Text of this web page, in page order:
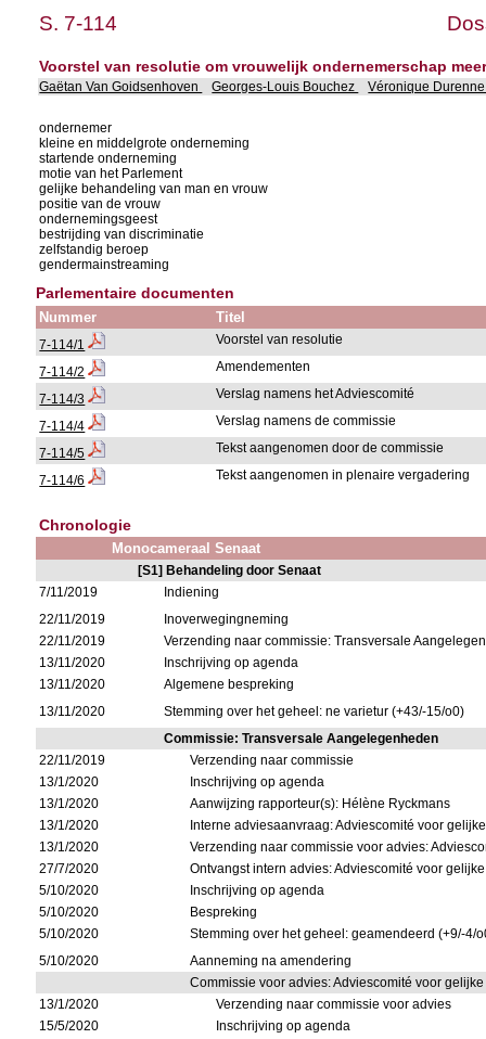
S. 7-114
Voorstel van resolutie om vrouwelijk ondernemerschap
Gaëtan Van Goidsenhoven Georges-Louis Bouchez Véronique
ondernemer
kleine en middelgrote onderneming
startende onderneming
motie van het Parlement
gelijke behandeling van man en vrouw
positie van de vrouw
ondernemingsgeest
bestrijding van discriminatie
zelfstandig beroep
gendermainstreaming
Parlementaire documenten
Nummer Titel
7-114/1 Voorstel van resolutie
7-114/2 Amendementen
7-114/3 Verslag namens het Adviescomité
7-114/4 Verslag namens de commissie
7-114/5 Tekst aangenomen door de commissie
7-114/6 Tekst aangenomen in plenaire vergadering
Chronologie
Monocameraal Senaat
[S1] Behandeling door Senaat
7/11/2019
Indiening
22/11/2019
Inoverwegingneming
22/11/2019
Verzending naar commissie: Transversale
13/11/2020
Inschrijving op agenda
13/11/2020
Algemene bespreking
13/11/2020
Stemming over het geheel: ne varietur (+43/-15/o0)
Commissie: Transversale Aangelegenheden
22/11/2019
Verzending naar commissie
13/1/2020
Inschrijving op agenda
13/1/2020
Aanwijzing rapporteur(s): Hélène Ryckmans
13/1/2020
Interne adviesaanvraag: Adviescomité voor
13/1/2020
Verzending naar commissie voor advies:
27/7/2020
Ontvangst intern advies: Adviescomité voor
5/10/2020
Inschrijving op agenda
5/10/2020
Bespreking
5/10/2020
Stemming over het geheel: geamendeerd (+9/-4/
5/10/2020
Aanneming na amendering
Commissie voor advies: Adviescomité voor
13/1/2020
Verzending naar commissie voor advies
15/5/2020
Inschrijving op agenda